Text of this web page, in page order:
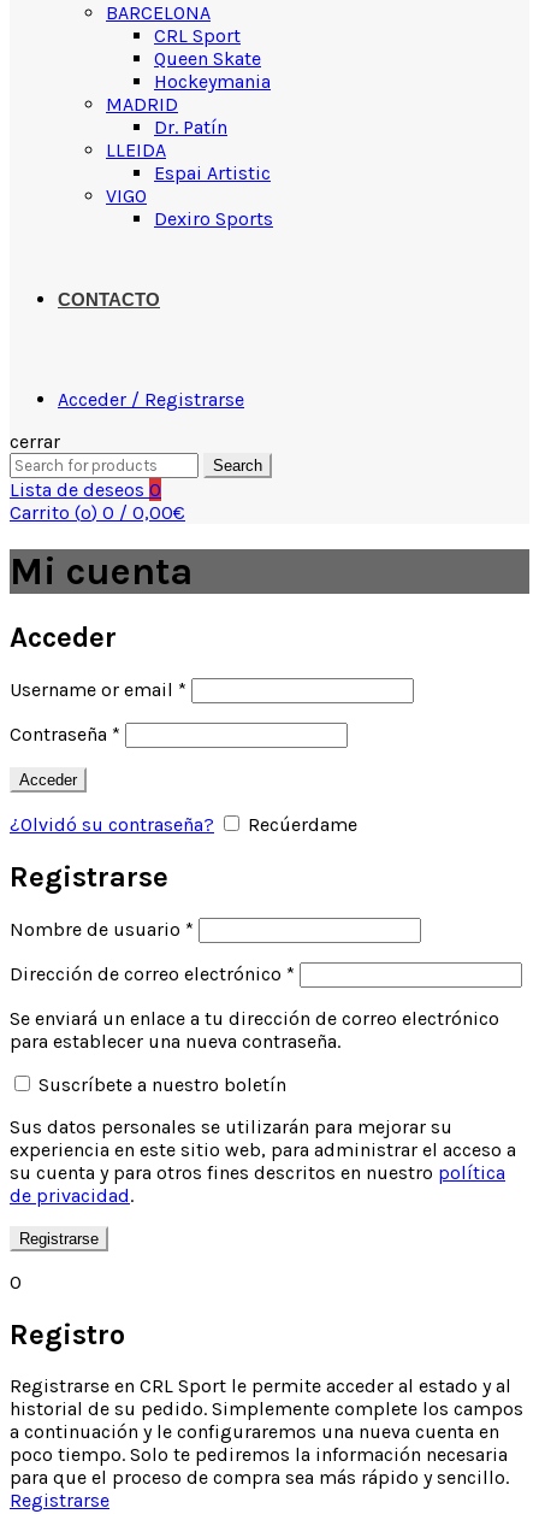
BARCELONA
CRL Sport
Queen Skate
Hockeymania
MADRID
Dr. Patín
LLEIDA
Espai Artistic
VIGO
Dexiro Sports
CONTACTO
Acceder / Registrarse
cerrar
Search
for:
Search
Lista de deseos 0
Carrito (o) 0 / 0,00€
Mi cuenta
Acceder
Username or email *
Contraseña *
Acceder
¿Olvidó su contraseña? Recúerdame
Registrarse
Nombre de usuario *
Dirección de correo electrónico *
Se enviará un enlace a tu dirección de correo electrónico
para establecer una nueva contraseña.
Suscríbete a nuestro boletín
Sus datos personales se utilizarán para mejorar su
experiencia en este sitio web, para administrar el acceso a
su cuenta y para otros fines descritos en nuestro política
de privacidad.
Registrarse
O
Registro
Registrarse en CRL Sport le permite acceder al estado y al
historial de su pedido. Simplemente complete los campos
a continuación y le configuraremos una nueva cuenta en
poco tiempo. Solo te pediremos la información necesaria
para que el proceso de compra sea más rápido y sencillo.
Registrarse